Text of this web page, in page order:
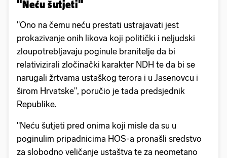
"Neću šutjeti"
"Ono na čemu neću prestati ustrajavati jest
prokazivanje onih likova koji politički i neljudski
zloupotrebljavaju poginule branitelje da bi
relativizirali zločinački karakter NDH te da bi se
narugali žrtvama ustaškog terora i u Jasenovcu i
širom Hrvatske", poručio je tada predsjednik
Republike.
"Neću šutjeti pred onima koji misle da su u
poginulim pripadnicima HOS-a pronašli sredstvo
za slobodno veličanje ustaštva te za neometano